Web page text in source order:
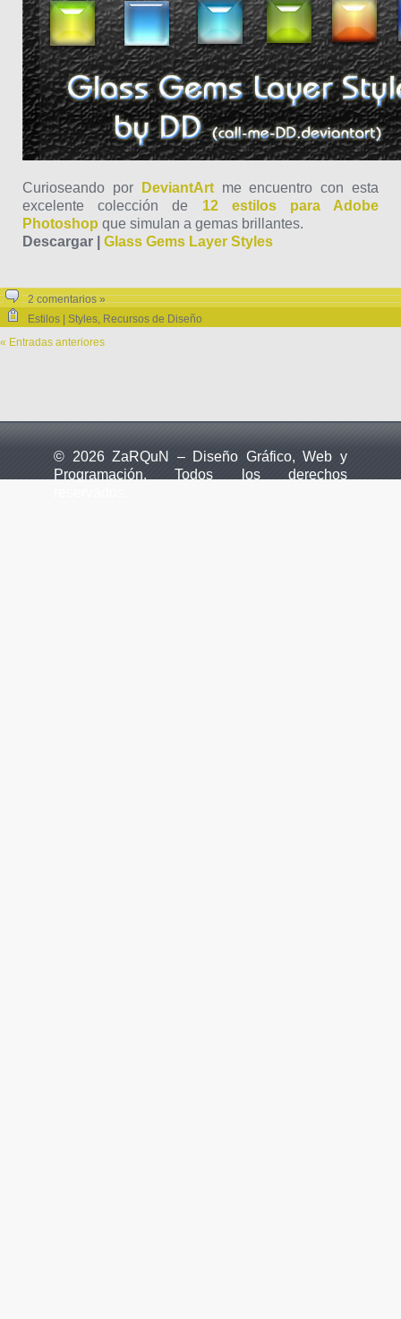
Curioseando por DeviantArt me encuentro con esta
excelente colección de 12 estilos para Adobe
Photoshop que simulan a gemas brillantes.
Descargar |
Glass Gems Layer Styles
2 comentarios »
Estilos | Styles, Recursos de Diseño
« Entradas anteriores
© 2026 ZaRQuN – Diseño Gráfico, Web y
Programación. Todos los derechos